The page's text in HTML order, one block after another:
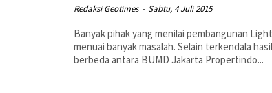
Redaksi Geotimes - Sabtu, 4 Juli 2015
Banyak pihak yang menilai pembangunan
menuai banyak masalah. Selain terkendala
berbeda antara BUMD Jakarta Propertindo...